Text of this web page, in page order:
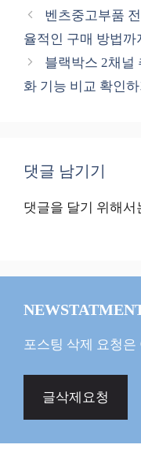
테
리
벤츠중고부품
율적인 구매 방법까
블랙박스 2채널
화 기능 비교 확인하
댓글 남기기
댓글을 달기 위해서
포스팅 삭제 요청
글삭제요청